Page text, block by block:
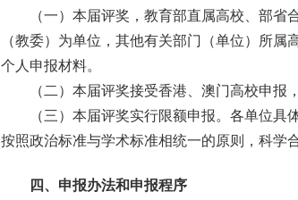
（一）本届评奖，教育部直属高校、部省
（教委）为单位，其他有关部门（单位）所
个人申报材料。
（二）本届评奖接受香港、澳门高校申报，
（三）本届评奖实行限额申报。各单位具体
按照政治标准与学术标准相统一的原则，科学
四、申报办法和申报程序